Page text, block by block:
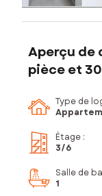
Aperçu de
pièce et 30
Type de
Étage :
3/6
Salle de
1